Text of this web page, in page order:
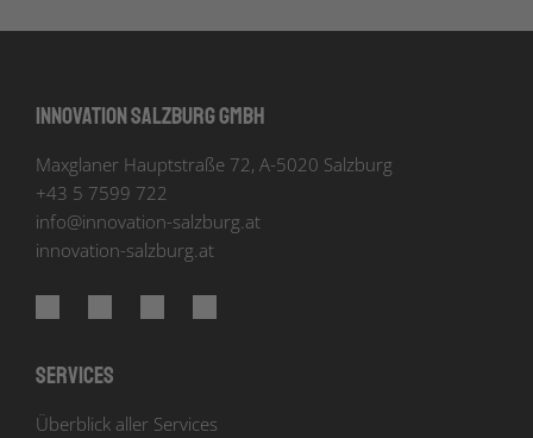
Innovation Salzburg GmbH
Maxglaner Hauptstraße 72, A-5020 Salzburg
+43 5 7599 722
info@innovation-salzburg.at
innovation-salzburg.at
Services
Überblick aller Services